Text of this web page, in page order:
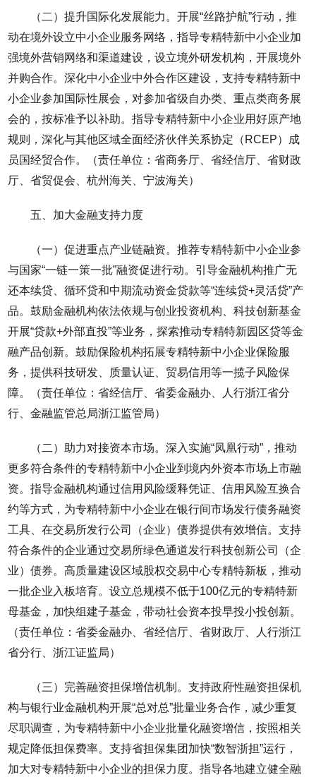
（二）提升国际化发展能力。开展“丝路护航”行动，推
动在境外设立中小企业服务网络，指导专精特新中小企业加
强境外营销网络和渠道建设，设立境外研发机构，开展境外
并购合作。深化中小企业中外合作区建设，支持专精特新中
小企业参加国际性展会，对参加省级自办类、重点类商务展
会的，按标准予以补助。指导专精特新中小企业用好原产地
规则，深化与其他区域全面经济伙伴关系协定（RCEP）成
员国经贸合作。（责任单位：省商务厅、省经信厅、省财政
厅、省贸促会、杭州海关、宁波海关）
五、加大金融支持力度
（一）促进重点产业链融资。推荐专精特新中小企业参
与国家“一链一策一批”融资促进行动。引导金融机构推广无
还本续贷、循环贷和中期流动资金贷款等“连续贷+灵活贷”产
品。鼓励金融机构依法依规与创业投资机构、科技创新基金
开展“贷款+外部直投”等业务，探索推动专精特新园区贷等金
融产品创新。鼓励保险机构拓展专精特新中小企业保险服
务，提供科技研发、质量认证、贸易信用等一揽子风险保
障。（责任单位：省经信厅、省委金融办、人行浙江省分
行、金融监管总局浙江监管局）
（二）助力对接资本市场。深入实施“凤凰行动”，推动
更多符合条件的专精特新中小企业到境内外资本市场上市融
资。指导金融机构通过信用风险缓释凭证、信用风险互换合
约等方式，为专精特新中小企业在银行间市场发行债务融资
工具、在交易所发行公司（企业）债券提供有效增信。支持
符合条件的企业通过交易所绿色通道发行科技创新公司（企
业）债券。高质量建设区域股权交易中心专精特新板，推动
一批企业入板培育。设立总规模不低于100亿元的专精特新
母基金，加快组建子基金，带动社会资本投早投小投创新。
（责任单位：省委金融办、省经信厅、省财政厅、人行浙江
省分行、浙江证监局）
（三）完善融资担保增信机制。支持政府性融资担保机
构与银行业金融机构开展“总对总”批量业务合作，减少重复
尽职调查，为专精特新中小企业批量化融资增信，按照相关
规定降低担保费率。支持省担保集团加快“数智浙担”运行，
加大对专精特新中小企业的担保力度。指导各地建立健全融